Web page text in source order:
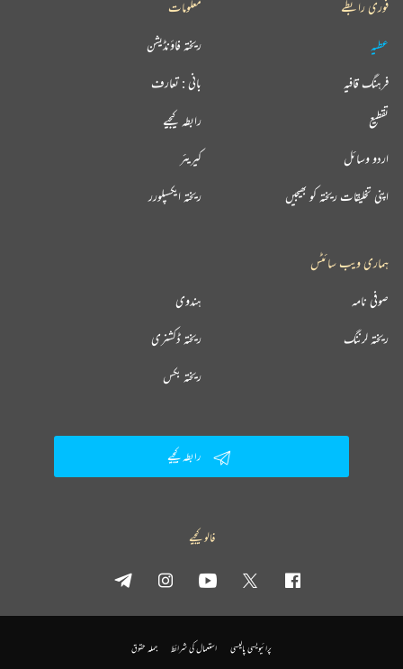
فوری رابطے
عطیہ
فرہنگ قافیہ
تقطیع
اردو وسائل
اپنی تخلیقات ریختہ کو بھیجیں
معلومات
ریختہ فاؤنڈیشن
بانی : تعارف
رابطہ کیجیے
کیریئر
ریختہ ایکسپلورر
ہماری ویب سائٹس
ہندوی صوفی نامہ
ریختہ ڈکشنری ریختہ لرننگ
ریختہ بکس
رابطہ کیجیے
فالو کیجیے
پرائیویسی پالیسی استعمال کی شرائط جملہ حقوق